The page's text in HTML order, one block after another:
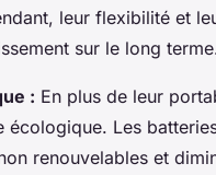
leur flexibilité et
sur le long
: En plus de leur
écologique. Les
renouvelables et